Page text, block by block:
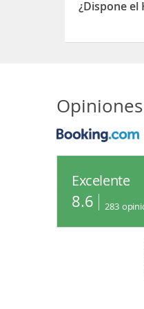
¿Dispone el
Excelente
8.6 283